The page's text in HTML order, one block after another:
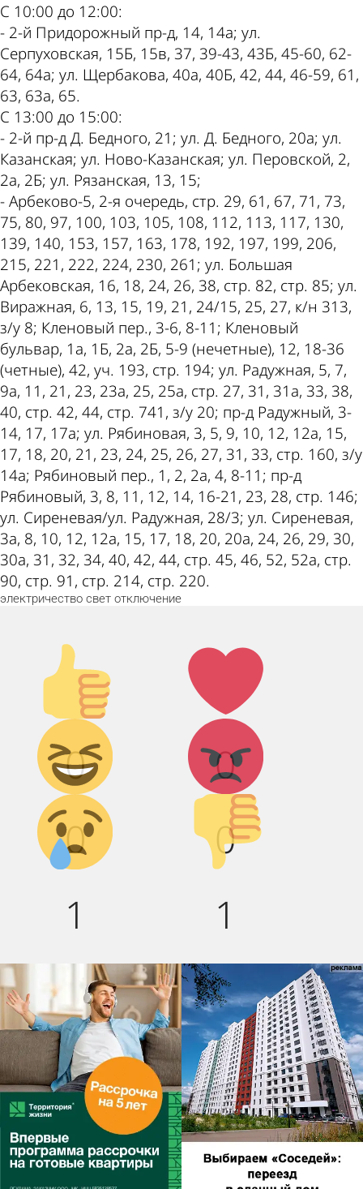
С 10:00 до 12:00:
- 2-й Придорожный пр-д, 14, 14а; ул.
Серпуховская, 15Б, 15в, 37, 39-43, 43Б, 45-60, 62-
64, 64а; ул. Щербакова, 40а, 40Б, 42, 44, 46-59, 61,
63, 63а, 65.
С 13:00 до 15:00:
- 2-й пр-д Д. Бедного, 21; ул. Д. Бедного, 20а; ул.
Казанская; ул. Ново-Казанская; ул. Перовской, 2,
2а, 2Б; ул. Рязанская, 13, 15;
- Арбеково-5, 2-я очередь, стр. 29, 61, 67, 71, 73,
75, 80, 97, 100, 103, 105, 108, 112, 113, 117, 130,
139, 140, 153, 157, 163, 178, 192, 197, 199, 206,
215, 221, 222, 224, 230, 261; ул. Большая
Арбековская, 16, 18, 24, 26, 38, стр. 82, стр. 85; ул.
Виражная, 6, 13, 15, 19, 21, 24/15, 25, 27, к/н 313,
з/у 8; Кленовый пер., 3-6, 8-11; Кленовый
бульвар, 1а, 1Б, 2а, 2Б, 5-9 (нечетные), 12, 18-36
(четные), 42, уч. 193, стр. 194; ул. Радужная, 5, 7,
9а, 11, 21, 23, 23а, 25, 25а, стр. 27, 31, 31а, 33, 38,
40, стр. 42, 44, стр. 741, з/у 20; пр-д Радужный, 3-
14, 17, 17а; ул. Рябиновая, 3, 5, 9, 10, 12, 12а, 15,
17, 18, 20, 21, 23, 24, 25, 26, 27, 31, 33, стр. 160, з/у
14а; Рябиновый пер., 1, 2, 2а, 4, 8-11; пр-д
Рябиновый, 3, 8, 11, 12, 14, 16-21, 23, 28, стр. 146;
ул. Сиреневая/ул. Радужная, 28/3; ул. Сиреневая,
3а, 8, 10, 12, 12а, 15, 17, 18, 20, 20а, 24, 26, 29, 30,
30а, 31, 32, 34, 40, 42, 44, стр. 45, 46, 52, 52а, стр.
90, стр. 91, стр. 214, стр. 220.
электричество свет отключение
Палец
вверх!
0
Лайк!
0
Дикий
смех!
0
Агрессия!
0
Грусть :(
1
Палец
вниз!
1